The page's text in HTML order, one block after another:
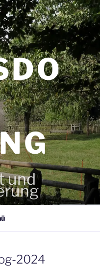
und
2024